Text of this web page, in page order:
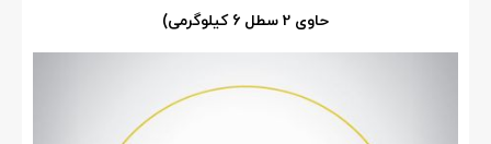
حاوی 2 سطل 6 کیلوگرمی)